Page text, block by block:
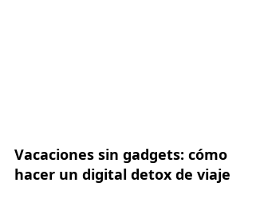
Vacaciones sin gadgets: cómo
hacer un digital detox de viaje